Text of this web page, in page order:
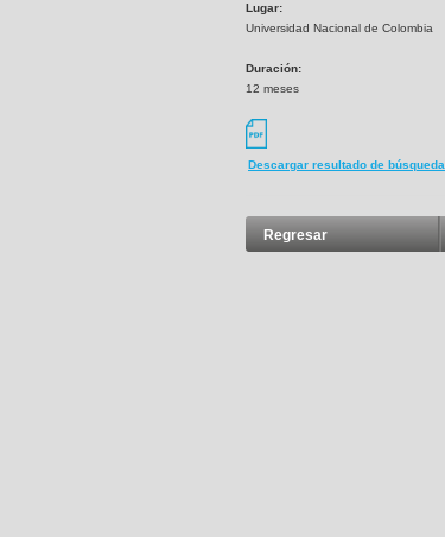
Lugar:
Universidad Nacional de Colombia
Duración:
12 meses
Descargar resultado de búsqueda
Regresar